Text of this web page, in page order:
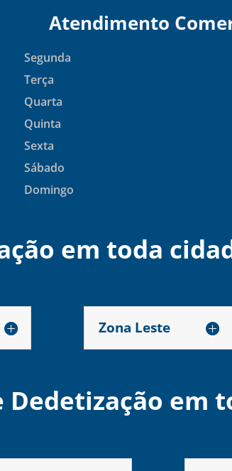
Atendimento
Segunda
Terça
Quarta
Quinta
Sexta
Sábado
Domingo
em toda
Zona Leste
Dedetização em